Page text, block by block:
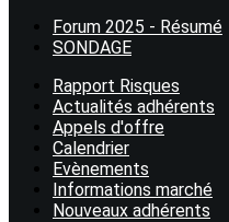
Forum 2025 - Résumé
SONDAGE
Rapport Risques
Actualités adhérents
Appels d'offre
Calendrier
Evènements
Informations marché
Nouveaux adhérents